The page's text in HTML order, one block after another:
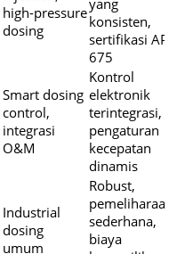
high-pressure
dosing
yang
konsisten,
sertifikasi API
675
Smart dosing
control,
integrasi
O&M
Kontrol
elektronik
terintegrasi,
pengaturan
kecepatan
dinamis
Industrial
dosing
umum
Robust,
pemeliharaan
sederhana,
biaya